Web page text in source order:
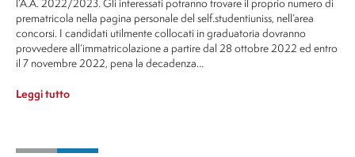
prematricola nella pagina personale del self.studentiuniss, nell’area
concorsi. I candidati utilmente collocati in graduatoria dovranno
provvedere all’immatricolazione a partire dal 28 ottobre 2022 ed entro
il 7 novembre 2022, pena la decadenza…
Leggi tutto